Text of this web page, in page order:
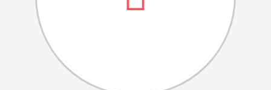
Feiras e Exposições
Grupos Musicais do Centro de Dia
Outras Actividades